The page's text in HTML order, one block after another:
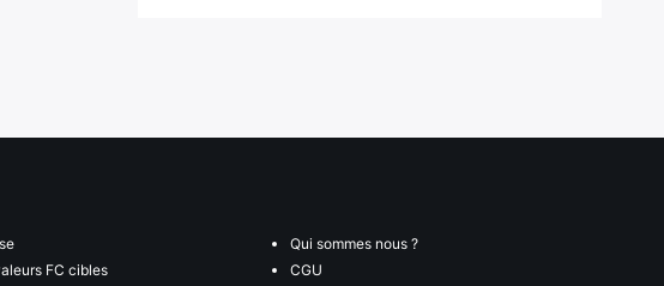
FC cibles
Qui sommes nous ?
CGU